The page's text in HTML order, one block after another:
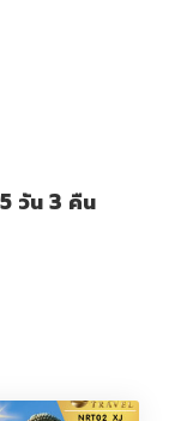
วัน 3 คืน